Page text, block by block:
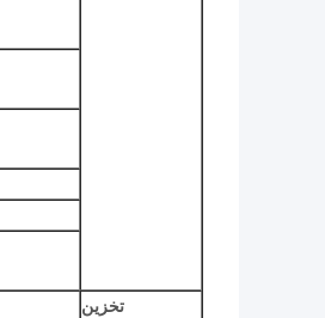
تخزين